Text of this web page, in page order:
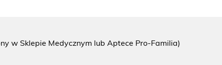
w Sklepie Medycznym lub Aptece Pro-Familia)